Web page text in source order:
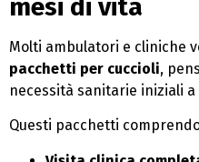
mesi di vita
Molti ambulatori e cliniche
pacchetti per cuccioli,
necessità sanitarie iniziali
Questi pacchetti